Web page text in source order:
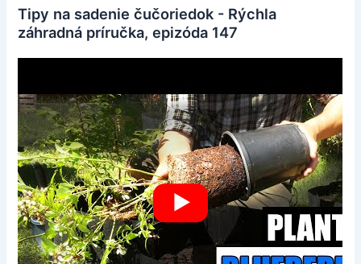
Tipy na sadenie čučoriedok - Rýchla
záhradná príručka, epizóda 147